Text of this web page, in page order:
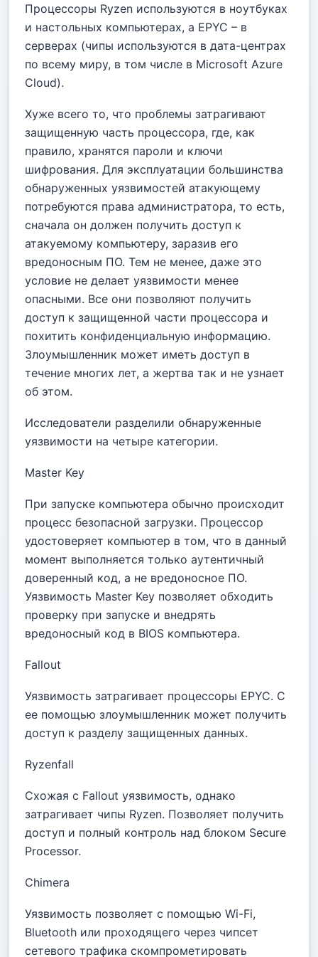
Процессоры Ryzen используются в ноутбуках
и настольных компьютерах, а EPYC – в
серверах (чипы используются в дата-центрах
по всему миру, в том числе в Microsoft Azure
Cloud).
Хуже всего то, что проблемы затрагивают
защищенную часть процессора, где, как
правило, хранятся пароли и ключи
шифрования. Для эксплуатации большинства
обнаруженных уязвимостей атакующему
потребуются права администратора, то есть,
сначала он должен получить доступ к
атакуемому компьютеру, заразив его
вредоносным ПО. Тем не менее, даже это
условие не делает уязвимости менее
опасными. Все они позволяют получить
доступ к защищенной части процессора и
похитить конфиденциальную информацию.
Злоумышленник может иметь доступ в
течение многих лет, а жертва так и не узнает
об этом.
Исследователи разделили обнаруженные
уязвимости на четыре категории.
Master Key
При запуске компьютера обычно происходит
процесс безопасной загрузки. Процессор
удостоверяет компьютер в том, что в данный
момент выполняется только аутентичный
доверенный код, а не вредоносное ПО.
Уязвимость Master Key позволяет обходить
проверку при запуске и внедрять
вредоносный код в BIOS компьютера.
Fallout
Уязвимость затрагивает процессоры EPYC. С
ее помощью злоумышленник может получить
доступ к разделу защищенных данных.
Ryzenfall
Схожая с Fallout уязвимость, однако
затрагивает чипы Ryzen. Позволяет получить
доступ и полный контроль над блоком Secure
Processor.
Chimera
Уязвимость позволяет с помощью Wi-Fi,
Bluetooth или проходящего через чипсет
сетевого трафика скомпрометировать